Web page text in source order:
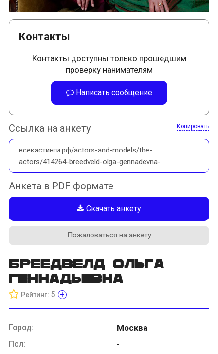
Контакты
Контакты доступны только прошедшим
проверку нанимателям
Написать сообщение
Ссылка на анкету Копировать
всекастинги.рф/actors-and-models/the-
actors/414264-breedveld-olga-gennadevna-
Анкета в PDF формате
Скачать анкету
Пожаловаться на анкету
Бреедвелд Ольга
Геннадьевна
Рейтинг: 5 +
Город: Москва
Пол: -